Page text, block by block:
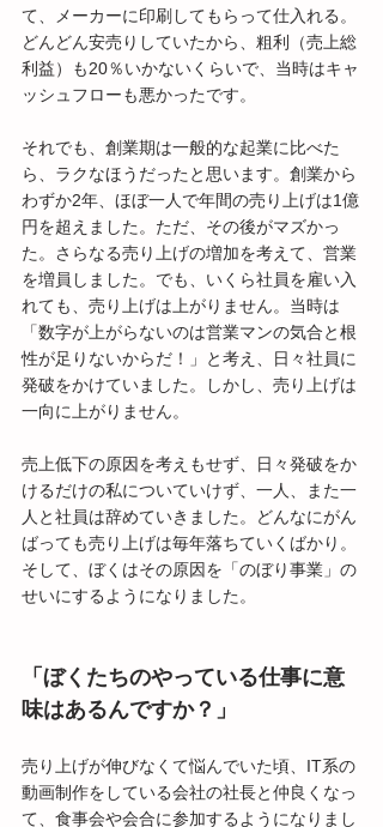
て、メーカーに印刷してもらって仕入れる。
どんどん安売りしていたから、粗利（売上総
利益）も20％いかないくらいで、当時はキャ
ッシュフローも悪かったです。
それでも、創業期は一般的な起業に比べた
ら、ラクなほうだったと思います。創業から
わずか2年、ほぼ一人で年間の売り上げは1億
円を超えました。ただ、その後がマズかっ
た。さらなる売り上げの増加を考えて、営業
を増員しました。でも、いくら社員を雇い入
れても、売り上げは上がりません。当時は
「数字が上がらないのは営業マンの気合と根
性が足りないからだ！」と考え、日々社員に
発破をかけていました。しかし、売り上げは
一向に上がりません。
売上低下の原因を考えもせず、日々発破をか
けるだけの私についていけず、一人、また一
人と社員は辞めていきました。どんなにがん
ばっても売り上げは毎年落ちていくばかり。
そして、ぼくはその原因を「のぼり事業」の
せいにするようになりました。
「ぼくたちのやっている仕事に意
味はあるんですか？」
売り上げが伸びなくて悩んでいた頃、IT系の
動画制作をしている会社の社長と仲良くなっ
て、食事会や会合に参加するようになりまし